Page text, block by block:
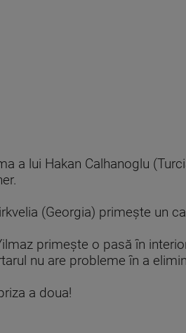
a lui Hakan Calhanoglu
(Georgia) primeşte un
primeşte o pasă în
nu are probleme în a
a doua!